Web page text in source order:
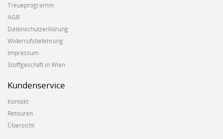
Treueprogramm
AGB
Datenschutzerklärung
Widerrufsbelehrung
Impressum
Stoffgeschäft in Wien
Kundenservice
Kontakt
Retouren
Übersicht